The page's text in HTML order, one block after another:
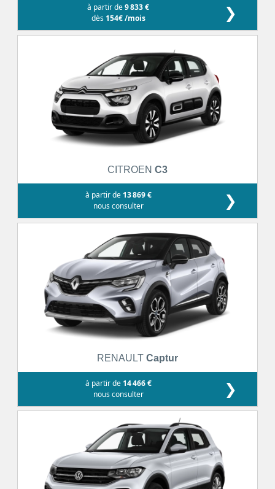
à partir de9 833 €
dès 154€ /mois ❯
CITROEN C3
à partir de 13 869 €
nous consulter
❯
RENAULT Captur
à partir de 14 466 €
nous consulter
❯